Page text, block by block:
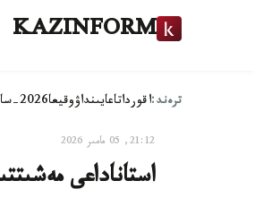
KAZINFORM
ترەند:اقورداتاعايىنداۋوقيعا2026-سايلاۋ
21:12, 05 مامىر 2026
استاناداعى